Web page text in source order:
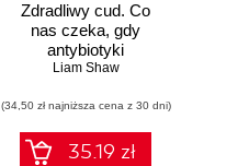
Zdradliwy cud. Co
nas czeka, gdy
antybiotyki
przestaną działać
Liam Shaw
(34,50 zł najniższa cena z 30 dni)
35.19 zł